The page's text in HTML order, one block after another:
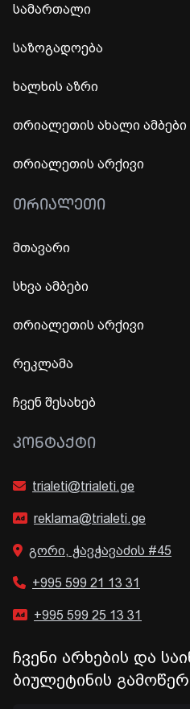
სამართალი
საზოგადოება
ხალხის აზრი
თრიალეთის ახალი ამბები
თრიალეთის არქივი
ᲗᲠᲘᲐᲚᲔᲗᲘ
მთავარი
სხვა ამბები
თრიალეთის არქივი
რეკლამა
ჩვენ შესახებ
ᲙᲝᲜᲢᲐᲥᲢᲘ
trialeti@trialeti.ge
reklama@trialeti.ge
გორი, ჭავჭავაძის #45
+995 599 21 13 31
+995 599 25 13 31
ჩვენი არხების და
ბიულეტინის